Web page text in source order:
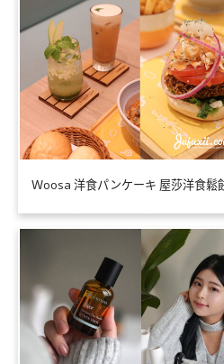
Ｗoosa 洋食パンケーキ 屋莎洋食鬆